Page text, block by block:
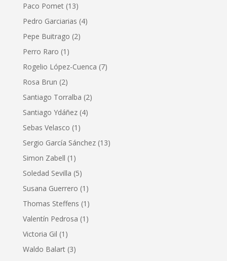
Paco Pomet (13)
Pedro Garciarias (4)
Pepe Buitrago (2)
Perro Raro (1)
Rogelio López-Cuenca (7)
Rosa Brun (2)
Santiago Torralba (2)
Santiago Ydáñez (4)
Sebas Velasco (1)
Sergio García Sánchez (13)
Simon Zabell (1)
Soledad Sevilla (5)
Susana Guerrero (1)
Thomas Steffens (1)
Valentín Pedrosa (1)
Victoria Gil (1)
Waldo Balart (3)